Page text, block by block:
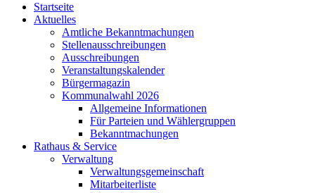
Startseite
Aktuelles
Amtliche Bekanntmachungen
Stellenausschreibungen
Ausschreibungen
Veranstaltungskalender
Bürgermagazin
Kommunalwahl 2026
Allgemeine Informationen
Für Parteien und Wählergruppen
Bekanntmachungen
Rathaus & Service
Verwaltung
Verwaltungsgemeinschaft
Mitarbeiterliste